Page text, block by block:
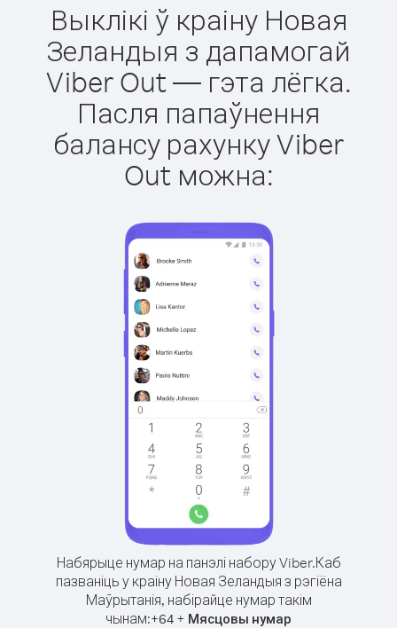
Выклікі ў краіну Новая
Зеландыя з дапамогай
Viber Out — гэта лёгка.
Пасля папаўнення
балансу рахунку Viber
Out можна:
Набярыце нумар на панэлі набору Viber.Каб
пазваніць у краіну Новая Зеландыя з рэгіёна
Маўрытанія, набірайце нумар такім
чынам:+64 + Мясцовы нумар